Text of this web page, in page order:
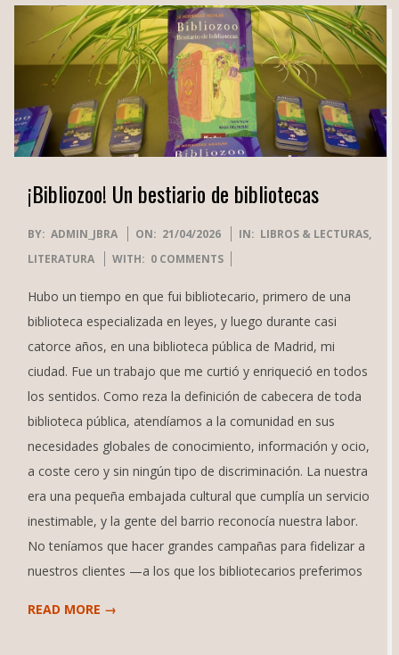
¡Bibliozoo! Un bestiario de bibliotecas
2026-
04-
BY: ADMIN_JBRA ON: 21/04/2026 IN: LIBROS & LECTURAS,
LITERATURA
WITH: 0 COMMENTS
Hubo un tiempo en que fui bibliotecario, primero de una
biblioteca especializada en leyes, y luego durante casi
catorce años, en una biblioteca pública de Madrid, mi
ciudad. Fue un trabajo que me curtió y enriqueció en todos
los sentidos. Como reza la definición de cabecera de toda
biblioteca pública, atendíamos a la comunidad en sus
necesidades globales de conocimiento, información y ocio,
a coste cero y sin ningún tipo de discriminación. La nuestra
era una pequeña embajada cultural que cumplía un servicio
inestimable, y la gente del barrio reconocía nuestra labor.
No teníamos que hacer grandes campañas para fidelizar a
nuestros clientes —a los que los bibliotecarios preferimos
READ MORE →